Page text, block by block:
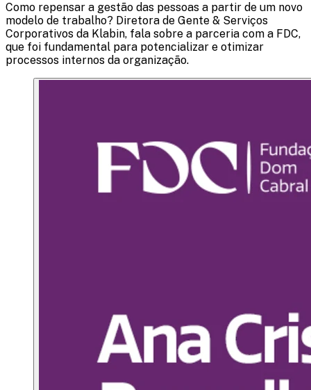
Como repensar a gestão das pessoas a partir de um novo
modelo de trabalho? Diretora de Gente & Serviços
Corporativos da Klabin, fala sobre a parceria com a FDC,
que foi fundamental para potencializar e otimizar
processos internos da organização.